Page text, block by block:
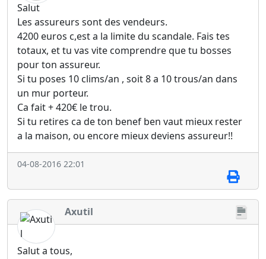
Salut
Les assureurs sont des vendeurs.
4200 euros c,est a la limite du scandale. Fais tes
totaux, et tu vas vite comprendre que tu bosses
pour ton assureur.
Si tu poses 10 clims/an , soit 8 a 10 trous/an dans
un mur porteur.
Ca fait + 420€ le trou.
Si tu retires ca de ton benef ben vaut mieux rester
a la maison, ou encore mieux deviens assureur!!
04-08-2016 22:01
Axutil
Salut a tous,